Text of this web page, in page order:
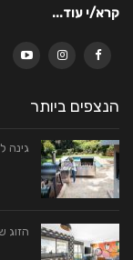
קרא/י עוד...
הנצפים ביותר
גינה
הזוג